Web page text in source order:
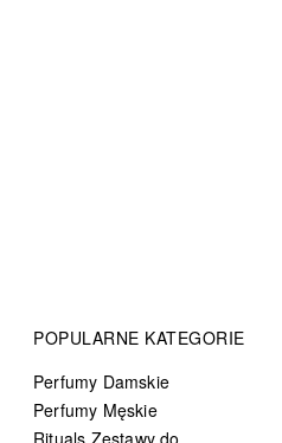
POPULARNE KATEGORIE
Perfumy Damskie
Perfumy Męskie
Rituals Zestawy do